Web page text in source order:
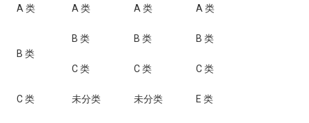
A 类 A 类 A 类 A 类
B 类
B 类 B 类 B 类
C 类 C 类 C 类
C 类 未分类 未分类 E 类